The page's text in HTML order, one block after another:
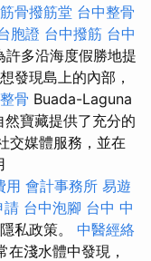
筋骨撥筋堂 台中整骨
胞證 台中撥筋 台中
多沿海度假勝地提
發現島上的內部，
骨 Buada-Laguna
寶藏提供了充分的
交媒體服務，並在
用 會計事務所 易遊
請 台中泡腳 台中 中
私政策。 中醫經絡
在淺水體中發現，